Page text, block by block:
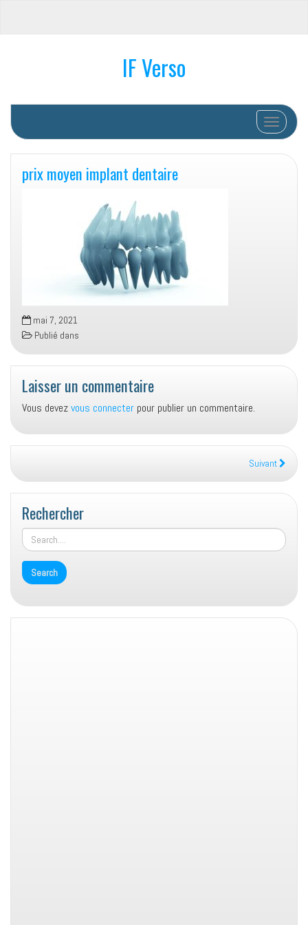
IF Verso
Afficher/
prix moyen implant dentaire
mai 7, 2021
Publié dans
Laisser un commentaire
Vous devezvous connecter pour publier un commentaire.
Suivant
Rechercher